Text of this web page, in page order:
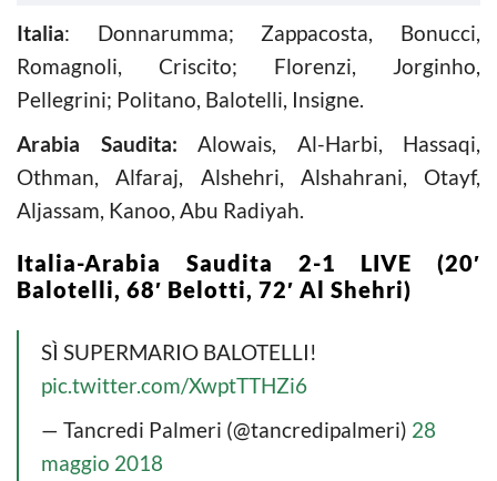
Italia: Donnarumma; Zappacosta, Bonucci,
Romagnoli, Criscito; Florenzi, Jorginho,
Pellegrini; Politano, Balotelli, Insigne.
Arabia Saudita: Alowais, Al-Harbi, Hassaqi,
Othman, Alfaraj, Alshehri, Alshahrani, Otayf,
Aljassam, Kanoo, Abu Radiyah.
Italia-Arabia Saudita 2-1 LIVE (20′
Balotelli, 68′ Belotti, 72′ Al Shehri)
SÌ SUPERMARIO BALOTELLI!
pic.twitter.com/XwptTTHZi6
— Tancredi Palmeri (@tancredipalmeri) 28
maggio 2018